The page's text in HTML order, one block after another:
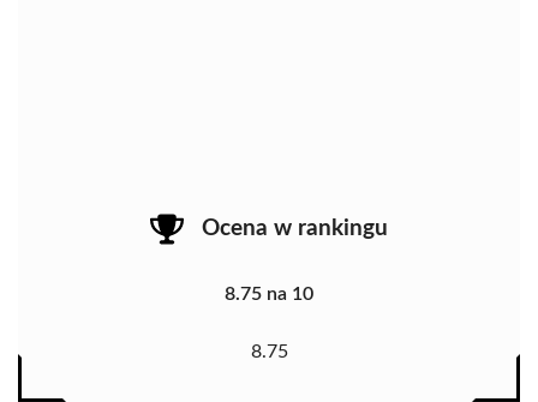
Ocena w rankingu
8.75 na 10
8.75